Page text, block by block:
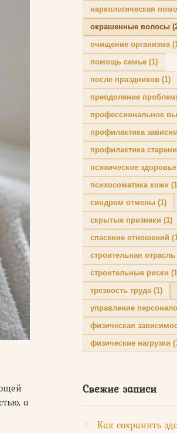
а
наркологическая
окрашенные волосы
очищение организма
помощь семье (1)
после праздников (1)
преодоление
профессиональное
профилактика
профилактика
психическое здоровье
психосоматика кожи
синдром отмены (1)
скрытые признаки (1)
спасение отношений
строительная отрасль
строительные риски
трезвость труда(1)
управление
физическая
физические нагрузки
Свежие записи
Как сохранить